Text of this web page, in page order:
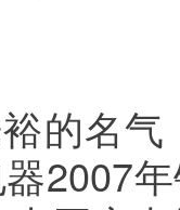
的名
2007年